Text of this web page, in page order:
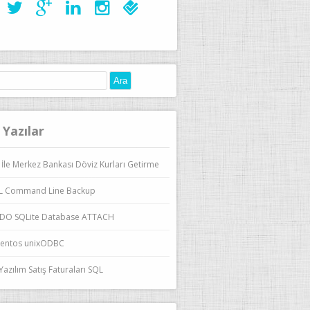
İle Merkez Bankası Döviz Kurları Getirme
Command Line Backup
SQLite Database ATTACH
unixODBC
Satış Faturaları SQL